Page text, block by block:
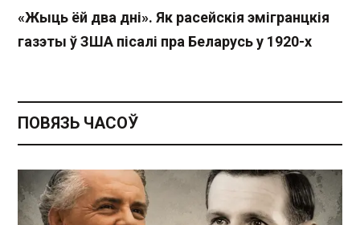
«Жыць ёй два дні». Як расейскія эмігранцкія
газэты ў ЗША пісалі пра Беларусь у 1920-х
ПОВЯЗЬ ЧАСОЎ